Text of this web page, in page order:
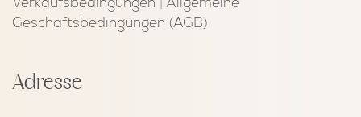
Geschäftsbedingungen (AGB)
Adresse